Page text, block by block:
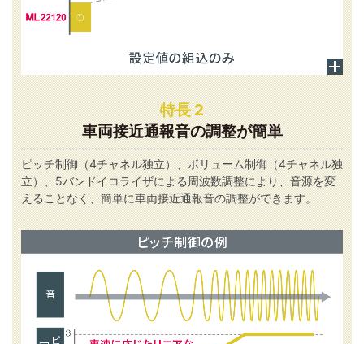
特長 2
車両接近通報音の調整が簡単
ピッチ制御（4チャネル独立）、ボリューム制御（4チャネル独
立）、5バンドイコライザによる周波数調整により、音源を変
えることなく、簡単に車両接近通報音の調整ができます。